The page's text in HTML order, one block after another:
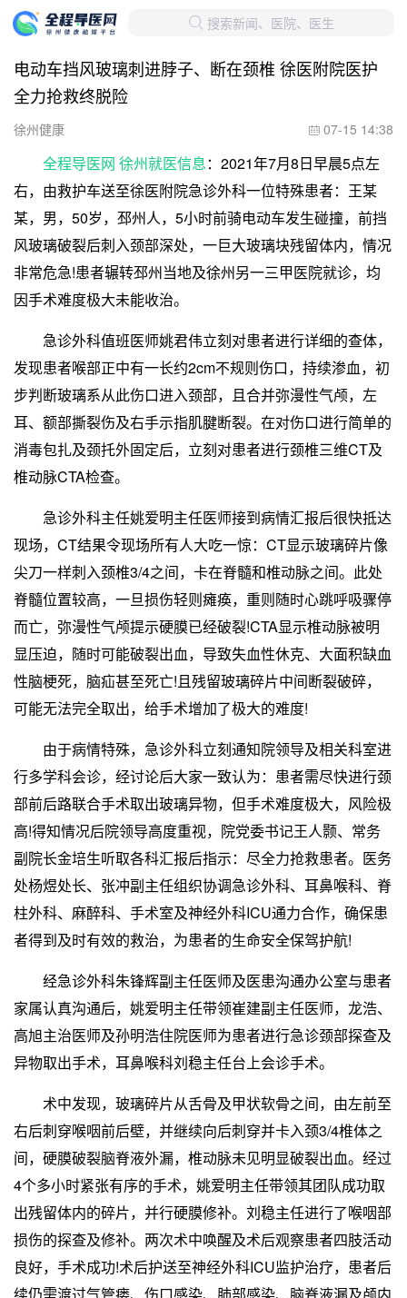
 搜索新闻、医院、医生
电动车挡风玻璃刺进脖子、断在颈椎 徐医附院医护
全力抢救终脱险
徐州健康  07-15 14:38
全程导医网 徐州就医信息：2021年7月8日早晨5点左
右，由救护车送至徐医附院急诊外科一位特殊患者：王某
某，男，50岁，邳州人，5小时前骑电动车发生碰撞，前挡
风玻璃破裂后刺入颈部深处，一巨大玻璃块残留体内，情况
非常危急!患者辗转邳州当地及徐州另一三甲医院就诊，均
因手术难度极大未能收治。
急诊外科值班医师姚君伟立刻对患者进行详细的查体，
发现患者喉部正中有一长约2cm不规则伤口，持续渗血，初
步判断玻璃系从此伤口进入颈部，且合并弥漫性气颅，左
耳、额部撕裂伤及右手示指肌腱断裂。在对伤口进行简单的
消毒包扎及颈托外固定后，立刻对患者进行颈椎三维CT及
椎动脉CTA检查。
急诊外科主任姚爱明主任医师接到病情汇报后很快抵达
现场，CT结果令现场所有人大吃一惊：CT显示玻璃碎片像
尖刀一样刺入颈椎3/4之间，卡在脊髓和椎动脉之间。此处
脊髓位置较高，一旦损伤轻则瘫痪，重则随时心跳呼吸骤停
而亡，弥漫性气颅提示硬膜已经破裂!CTA显示椎动脉被明
显压迫，随时可能破裂出血，导致失血性休克、大面积缺血
性脑梗死，脑疝甚至死亡!且残留玻璃碎片中间断裂破碎，
可能无法完全取出，给手术增加了极大的难度!
由于病情特殊，急诊外科立刻通知院领导及相关科室进
行多学科会诊，经讨论后大家一致认为：患者需尽快进行颈
部前后路联合手术取出玻璃异物，但手术难度极大，风险极
高!得知情况后院领导高度重视，院党委书记王人颢、常务
副院长金培生听取各科汇报后指示：尽全力抢救患者。医务
处杨煜处长、张冲副主任组织协调急诊外科、耳鼻喉科、脊
柱外科、麻醉科、手术室及神经外科ICU通力合作，确保患
者得到及时有效的救治，为患者的生命安全保驾护航!
经急诊外科朱锋辉副主任医师及医患沟通办公室与患者
家属认真沟通后，姚爱明主任带领崔建副主任医师，龙浩、
高旭主治医师及孙明浩住院医师为患者进行急诊颈部探查及
异物取出手术，耳鼻喉科刘稳主任台上会诊手术。
术中发现，玻璃碎片从舌骨及甲状软骨之间，由左前至
右后刺穿喉咽前后壁，并继续向后刺穿并卡入颈3/4椎体之
间，硬膜破裂脑脊液外漏，椎动脉未见明显破裂出血。经过
4个多小时紧张有序的手术，姚爱明主任带领其团队成功取
出残留体内的碎片，并行硬膜修补。刘稳主任进行了喉咽部
损伤的探查及修补。两次术中唤醒及术后观察患者四肢活动
良好，手术成功!术后护送至神经外科ICU监护治疗，患者后